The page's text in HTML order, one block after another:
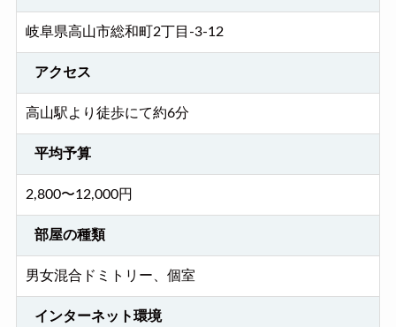
岐阜県高山市総和町2丁目-3-12
アクセス
高山駅より徒歩にて約6分
平均予算
2,800〜12,000円
部屋の種類
男女混合ドミトリー、個室
インターネット環境